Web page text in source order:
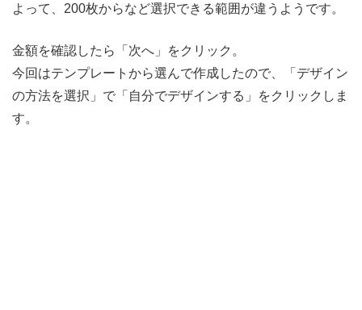
よって、200枚からなど選択できる範囲が違うようです。
金額を確認したら「次へ」をクリック。
今回はテンプレートから選んで作成したので、「デザイン
の方法を選択」で「自分でデザインする」をクリックしま
す。